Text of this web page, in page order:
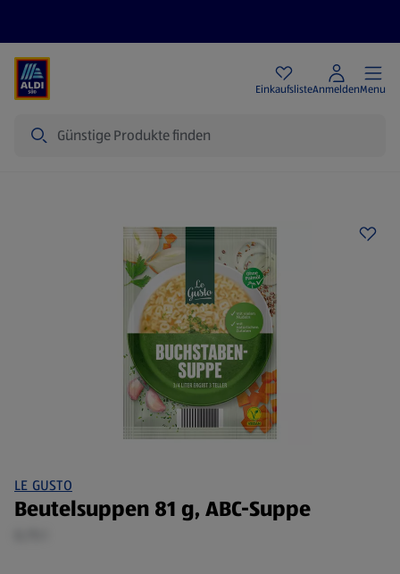
EinkaufslisteAnmeldenMenu
LE GUSTO
Beutelsuppen 81 g, ABC-Suppe